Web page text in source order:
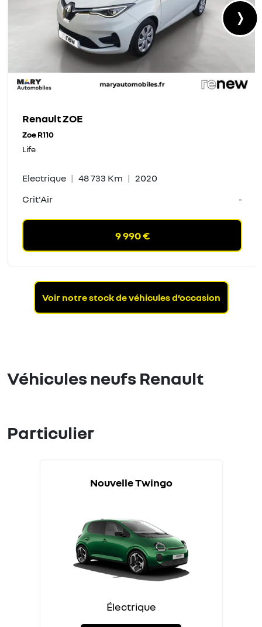
Renault ZOE
Zoe R110
Life
Electrique 48 733 Km
2020
Crit'Air
-
9 990 €
›
Voir notre stock de véhicules d’occasion
Véhicules neufs Renault
Particulier
Nouvelle Twingo
Électrique